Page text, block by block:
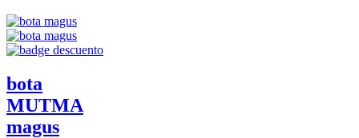
bota
MUTMA
magus